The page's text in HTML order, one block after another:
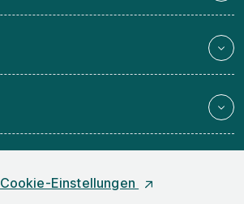
Cookie-Einstellungen